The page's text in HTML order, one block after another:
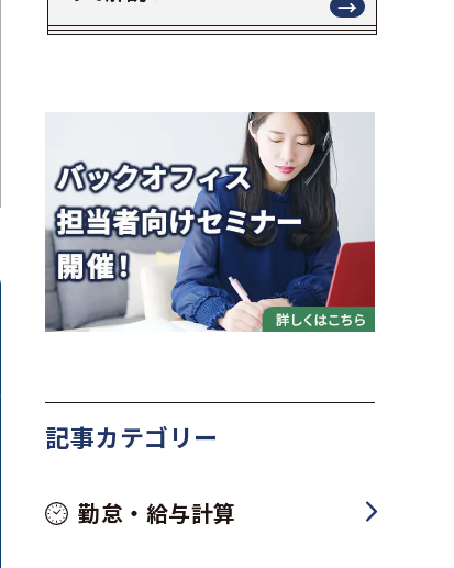
記事カテゴリー
勤怠・給与計算